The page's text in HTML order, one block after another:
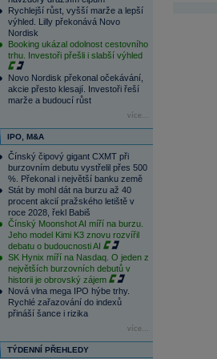
Rychlejší růst, vyšší marže a lepší
výhled. Lilly překonává Novo
Nordisk
Booking ukázal odolnost cestovního
trhu. Investoři přešli i slabší výhled
Novo Nordisk překonal očekávání,
akcie přesto klesají. Investoři řeší
marže a budoucí růst
více...
IPO, M&A
Čínský čipový gigant CXMT při
burzovním debutu vystřelil přes 500
%. Překonal i největší banku země
Stát by mohl dát na burzu až 40
procent akcií pražského letiště v
roce 2028, řekl Babiš
Čínský Moonshot AI míří na burzu.
Jeho model Kimi K3 znovu rozvířil
debatu o budoucnosti AI
SK Hynix míří na Nasdaq. O jeden z
největších burzovních debutů v
historii je obrovský zájem
Nová vlna mega IPO hýbe trhy.
Rychlé zařazování do indexů
přináší šance i rizika
více...
TÝDENNÍ PŘEHLEDY